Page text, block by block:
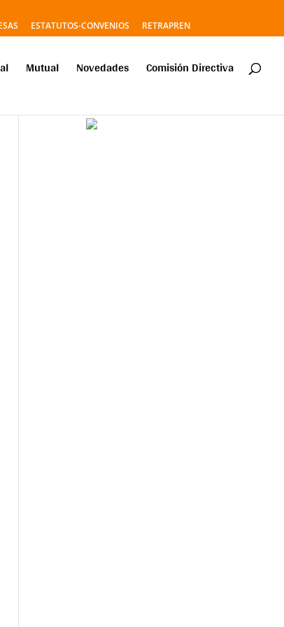
ESTATUTOS-CONVENIOS RETRAPREN
Mutual Novedades Comisión Directiva